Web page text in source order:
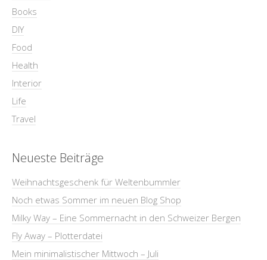
Books
DIY
Food
Health
Interior
Life
Travel
Neueste Beiträge
Weihnachtsgeschenk für Weltenbummler
Noch etwas Sommer im neuen Blog Shop
Milky Way – Eine Sommernacht in den Schweizer Bergen
Fly Away – Plotterdatei
Mein minimalistischer Mittwoch – Juli